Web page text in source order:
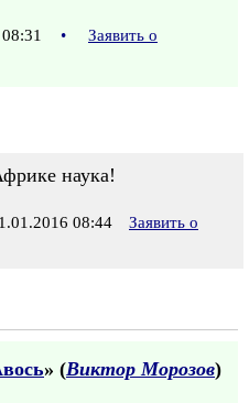
08:31 •
Заявить о
наука!
08:44
Заявить о
» (Виктор Морозов)